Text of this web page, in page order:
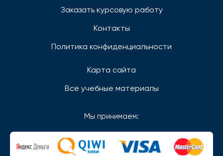
Заказать курсовую работу
Контакты
Политика конфиденциальности
Карта сайта
Все учебные материалы
Мы принимаем: